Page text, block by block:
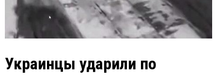
Украинцы ударили по